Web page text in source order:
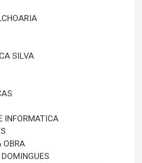
SILVA
INFORMATICA
OBRA
DOMINGUES